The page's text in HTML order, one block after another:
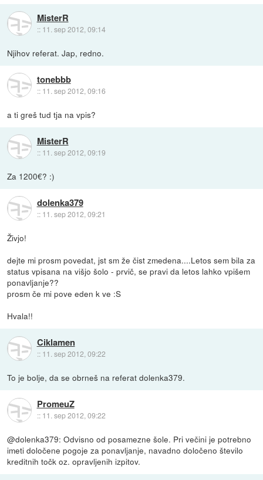
MisterR
:: 11. sep 2012, 09:14
Njihov referat. Jap, redno.
tonebbb
:: 11. sep 2012, 09:16
a ti greš tud tja na vpis?
MisterR
:: 11. sep 2012, 09:19
Za 1200€? :)
dolenka379
:: 11. sep 2012, 09:21
Živjo!
dejte mi prosm povedat, jst sm že čist zmedena....Letos sem bila za
status vpisana na višjo šolo - prvič, se pravi da letos lahko vpišem
ponavljanje??
prosm če mi pove eden k ve :S
Hvala!!
Ciklamen
:: 11. sep 2012, 09:22
To je bolje, da se obrneš na referat dolenka379.
PromeuZ
:: 11. sep 2012, 09:22
@dolenka379: Odvisno od posamezne šole. Pri večini je potrebno
imeti določene pogoje za ponavljanje, navadno določeno število
kreditnih točk oz. opravljenih izpitov.